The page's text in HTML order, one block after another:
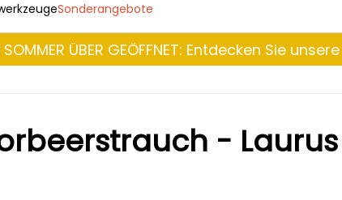
Sonderangebote
SOMMER ÜBER GEÖFFNET: Entdecken Sie
-